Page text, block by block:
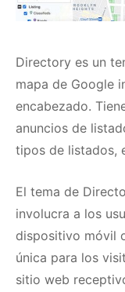
Directory es un
mapa de Google
encabezado.
anuncios de
tipos de listados,
El tema de
involucra a los
dispositivo móvil
única para los
sitio web